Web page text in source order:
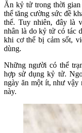
Ăn kỷ tử trong thời gian
thể tăng cường sức đề
thể. Tuy nhiên, đây là
nhân là do kỷ tử có tác
khi cơ thể bị cảm sốt,
dùng.
Những người có thể
hợp sử dụng kỷ tử.
ngày ăn một ít, như vậy
này.